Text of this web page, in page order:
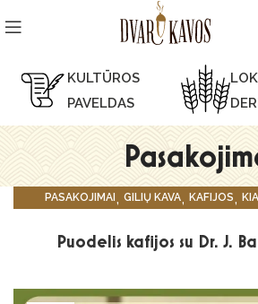
KULTŪROS
PAVELDAS
PASAKOJIMAI , GILIŲ KAVA, KAFIJOS,
Puodelis kafijos su Dr. J.